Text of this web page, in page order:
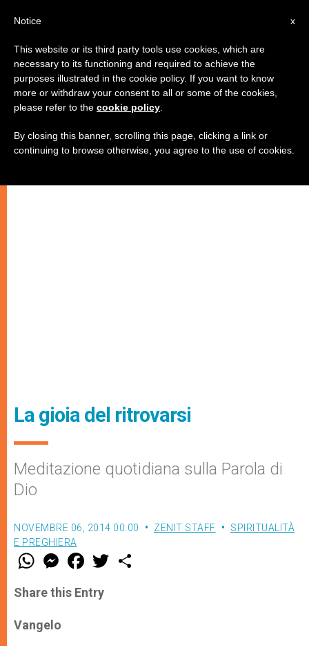
La gioia del ritrovarsi
Meditazione quotidiana sulla Parola di
Dio
NOVEMBRE 06, 2014 00:00 ZENIT STAFF
SPIRITUALITÀ
E PREGHIERA
W
t
s
p
p
M
e
s
e
F
a
e
b
w
Share this Entry
Vangelo
x
Notice
This website or its third party tools use cookies, which are
necessary to its functioning and required to achieve the
purposes illustrated in the cookie policy. If you want to know
more or withdraw your consent to all or some of the cookies,
please refer to the cookie policy
By closing this banner, scrolling this page, clicking a link or
continuing to browse otherwise, you agree to the use of cookies.